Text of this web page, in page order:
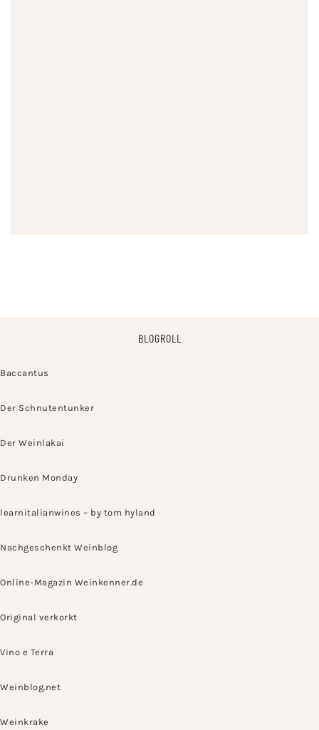
BLOGROLL
Baccantus
Der Schnutentunker
Der Weinlakai
Drunken Monday
learnitalianwines – by tom hyland
Nachgeschenkt Weinblog
Online-Magazin Weinkenner.de
Original verkorkt
Vino e Terra
Weinblog.net
Weinkrake